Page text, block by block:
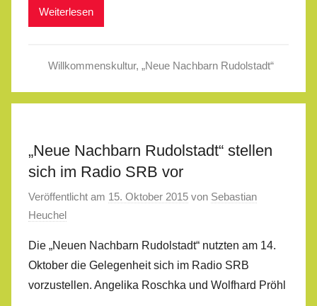
Weiterlesen
Willkommenskultur, „Neue Nachbarn Rudolstadt“
„Neue Nachbarn Rudolstadt“ stellen
sich im Radio SRB vor
Veröffentlicht am 15. Oktober 2015 von Sebastian
Heuchel
Die „Neuen Nachbarn Rudolstadt“ nutzten am 14.
Oktober die Gelegenheit sich im Radio SRB
vorzustellen. Angelika Roschka und Wolfhard Pröhl